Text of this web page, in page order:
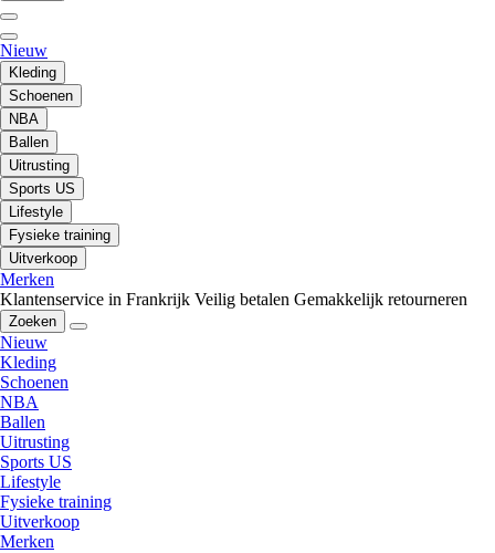
Nieuw
Kleding
Schoenen
NBA
Ballen
Uitrusting
Sports US
Lifestyle
Fysieke training
Uitverkoop
Merken
Klantenservice in Frankrijk Veilig betalen Gemakkelijk retourneren
Zoeken
Nieuw
Kleding
Schoenen
NBA
Ballen
Uitrusting
Sports US
Lifestyle
Fysieke training
Uitverkoop
Merken